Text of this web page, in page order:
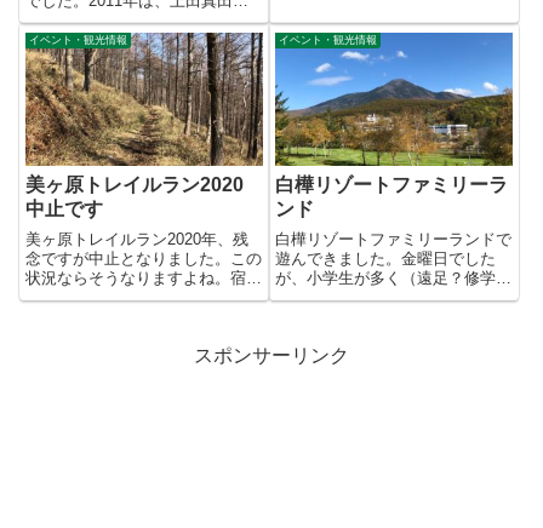
つり が中止、ライト...
イベント・観光情報
美ヶ原トレイルラン2020
中止です
美ヶ原トレイルラン2020年、残
念ですが中止となりました。この
状況ならそうなりますよね。宿泊
予約いただいてた方は、キャン...
イベント・観光情報
白樺リゾートファミリーラ
ンド
白樺リゾートファミリーランドで
遊んできました。金曜日でした
が、小学生が多く（遠足？修学旅
行？）、少し待つアトラクション
スポンサーリンク